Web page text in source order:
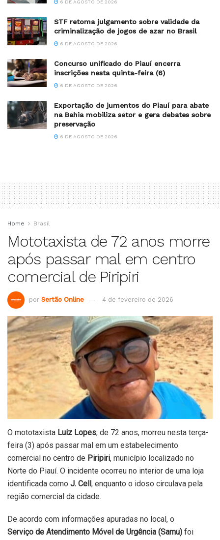
6 DE AGOSTO DE 2026
STF retoma julgamento sobre validade da
criminalização de jogos de azar no Brasil
6 DE AGOSTO DE 2026
Concurso unificado do Piauí encerra
inscrições nesta quinta-feira (6)
6 DE AGOSTO DE 2026
Exportação de jumentos do Piauí para abate
na Bahia mobiliza setor e gera debates sobre
preservação
6 DE AGOSTO DE 2026
Home Brasil
Mototaxista de 72 anos morre
após passar mal em centro
comercial de Piripiri
por Sertão Online 4 de fevereiro de 2026
O mototaxista Luiz Lopes, de 72 anos, morreu nesta terça-
feira (3) após passar mal em um estabelecimento
comercial no centro de Piripiri, município localizado no
Norte do Piauí. O incidente ocorreu no interior de uma loja
identificada como J. Cell , enquanto o idoso circulava pela
região comercial da cidade.
De acordo com informações apuradas no local, o
Serviço de Atendimento Móvel de Urgência (Samu) foi